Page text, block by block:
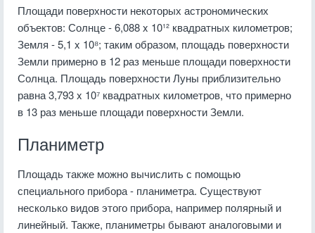
Площади поверхности некоторых астрономических
объектов: Солнце - 6,088 x 10¹² квадратных километров;
Земля - 5,1 x 10⁸; таким образом, площадь поверхности
Земли примерно в 12 раз меньше площади поверхности
Солнца. Площадь поверхности Луны приблизительно
равна 3,793 x 10⁷ квадратных километров, что примерно
в 13 раз меньше площади поверхности Земли.
Планиметр
Площадь также можно вычислить с помощью
специального прибора - планиметра. Существуют
несколько видов этого прибора, например полярный и
линейный. Также, планиметры бывают аналоговыми и